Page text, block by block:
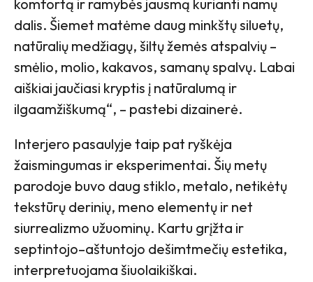
komfortą ir ramybės jausmą kurianti namų
dalis. Šiemet matėme daug minkštų siluetų,
natūralių medžiagų, šiltų žemės atspalvių –
smėlio, molio, kakavos, samanų spalvų. Labai
aiškiai jaučiasi kryptis į natūralumą ir
ilgaamžiškumą“, – pastebi dizainerė.
Interjero pasaulyje taip pat ryškėja
žaismingumas ir eksperimentai. Šių metų
parodoje buvo daug stiklo, metalo, netikėtų
tekstūrų derinių, meno elementų ir net
siurrealizmo užuominų. Kartu grįžta ir
septintojo–aštuntojo dešimtmečių estetika,
interpretuojama šiuolaikiškai.